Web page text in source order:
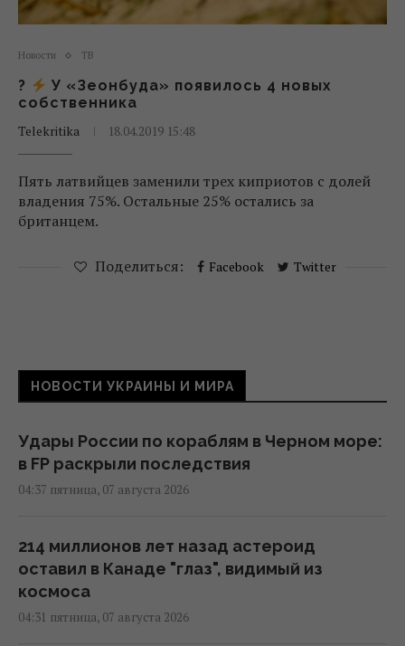
Новости ТВ
?
У «Зеонбуда» появилось 4 новых
собственника
Telekritika
18.04.2019 15:48
Пять латвийцев заменили трех киприотов с долей
владения 75%. Остальные 25% остались за
британцем.
Поделиться: Facebook Twitter
НОВОСТИ УКРАИНЫ И МИРА
Удары России по кораблям в Черном море:
в FP раскрыли последствия
04:37 пятница, 07 августа 2026
214 миллионов лет назад астероид
оставил в Канаде "глаз", видимый из
космоса
04:31 пятница, 07 августа 2026